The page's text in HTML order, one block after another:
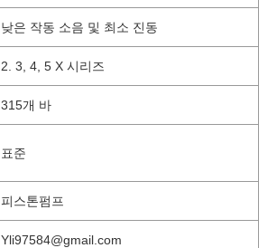
낮은 작동 소음 및 최소 진동
2. 3, 4, 5 X 시리즈
315개 바
표준
피스톤펌프
Yli97584@gmail.com